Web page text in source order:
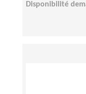
Disponibilité